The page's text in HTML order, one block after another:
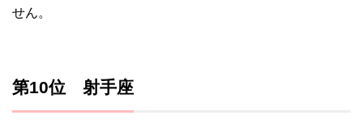
せん。
第10位 射手座